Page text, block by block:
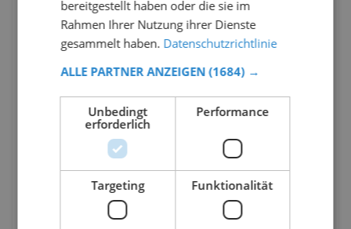
bereitgestellt haben oder die sie im
Rahmen Ihrer Nutzung ihrer Dienste
gesammelt haben. Datenschutzrichtlinie
ALLE PARTNER ANZEIGEN (1684) →
Unbedingt
erforderlich
Performance
Targeting Funktionalität